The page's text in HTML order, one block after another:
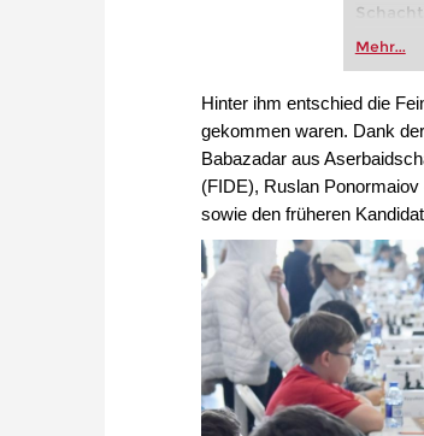
wird,
Mehr...
Hinter ihm entschied die
gekommen waren. Dank
Babazadar aus
(FIDE), Ruslan
sowie den früheren